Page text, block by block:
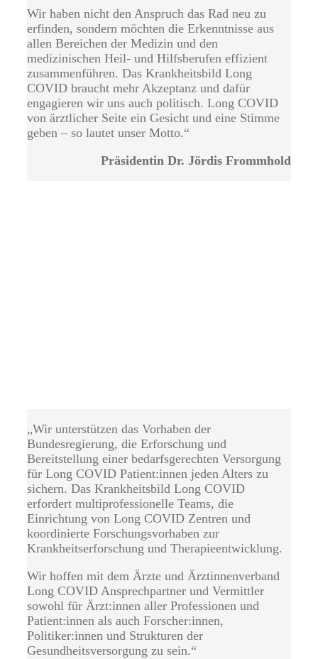
Wir haben nicht den Anspruch das Rad neu zu
erfinden, sondern möchten die Erkenntnisse aus
allen Bereichen der Medizin und den
medizinischen Heil- und Hilfsberufen effizient
zusammenführen. Das Krankheitsbild Long
COVID braucht mehr Akzeptanz und dafür
engagieren wir uns auch politisch. Long COVID
von ärztlicher Seite ein Gesicht und eine Stimme
geben – so lautet unser Motto.“
Präsidentin Dr. Jördis Frommhold
„Wir unterstützen das Vorhaben der
Bundesregierung, die Erforschung und
Bereitstellung einer bedarfsgerechten Versorgung
für Long COVID Patient:innen jeden Alters zu
sichern. Das Krankheitsbild Long COVID
erfordert multiprofessionelle Teams, die
Einrichtung von Long COVID Zentren und
koordinierte Forschungsvorhaben zur
Krankheitserforschung und Therapieentwicklung.
Wir hoffen mit dem Ärzte und Ärztinnenverband
Long COVID Ansprechpartner und Vermittler
sowohl für Ärzt:innen aller Professionen und
Patient:innen als auch Forscher:innen,
Politiker:innen und Strukturen der
Gesundheitsversorgung zu sein.“